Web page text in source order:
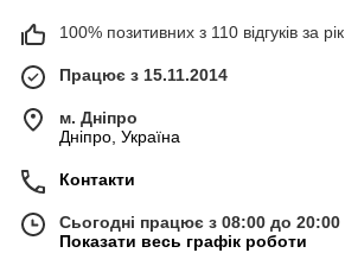
100% позитивних з 110 відгуків за рік
Працює з 15.11.2014
м. Дніпро
Дніпро, Україна
Контакти
Сьогодні працює з 08:00 до 20:00
Показати весь графік роботи